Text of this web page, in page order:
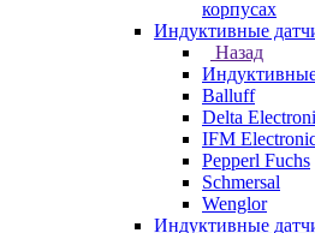
корпусах
Индуктивные
Назад
Balluff
Delta
IFM
Pepperl Fuchs
Schmersal
Wenglor
Индуктивные